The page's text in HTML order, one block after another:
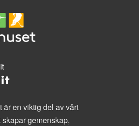
är en viktig del av vårt
gemenskap,